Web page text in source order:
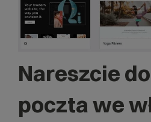
Nareszcie
poczta we